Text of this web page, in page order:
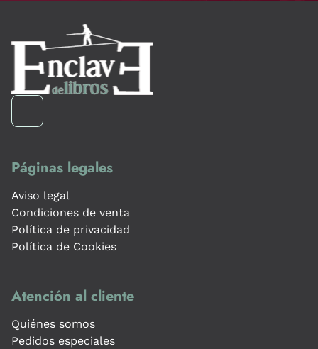
Páginas legales
Aviso legal
Condiciones de venta
Política de privacidad
Política de Cookies
Atención al cliente
Quiénes somos
Pedidos especiales